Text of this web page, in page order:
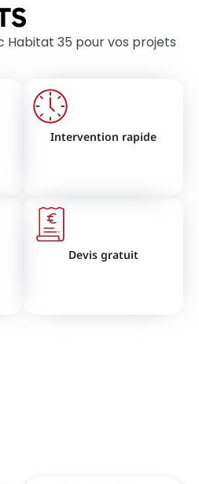
Habitat 35 pour vos projets
Intervention rapide
Devis gratuit